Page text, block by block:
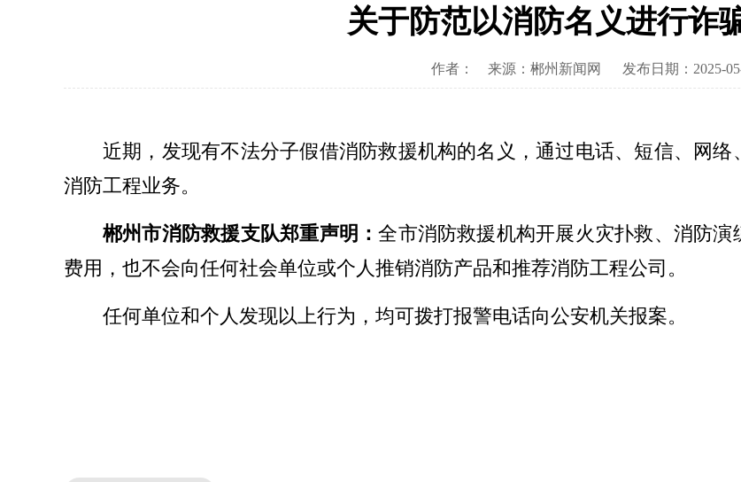
关于防范以消防名义进行诈
作者： 来源：郴州新闻网 发布日期：2025-
近期，发现有不法分子假借消防救援机构的名义，通过电话、短信、网
消防工程业务。
郴州市消防救援支队郑重声明：全市消防救援机构开展火灾扑救、消防
费用，也不会向任何社会单位或个人推销消防产品和推荐消防工程公司。
任何单位和个人发现以上行为，均可拨打报警电话向公安机关报案。